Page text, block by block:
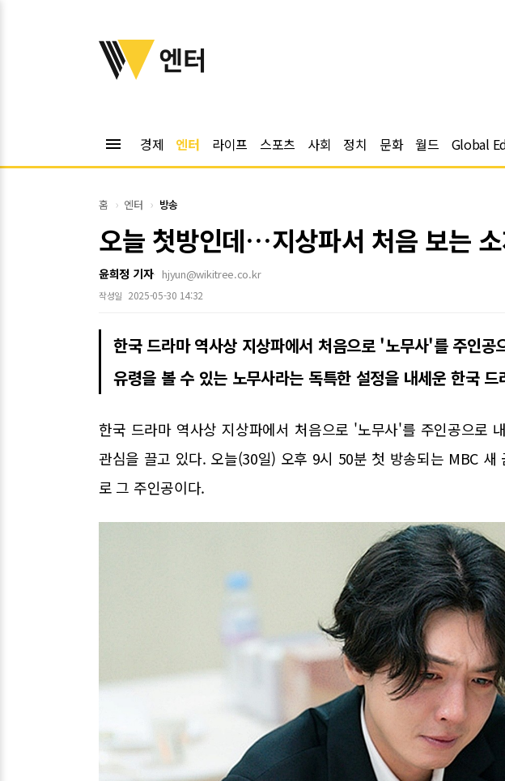
위키트리
엔터
menu 경제 엔터 라이프 스포츠 사회 정치 문화 월드 Global
홈 엔터 방송
오늘 첫방인데…지상파서 처음 보는
윤희정 기자 hjyun@wikitree.co.kr
작성일 2025-05-30 14:32
한국 드라마 역사상 지상파에서 처음으로 '노무사'를 주인공
유령을 볼 수 있는 노무사라는 독특한 설정을 내세운 한국 드
한국 드라마 역사상 지상파에서 처음으로 '노무사'를 주인공으로
관심을 끌고 있다. 오늘(30일) 오후 9시 50분 첫 방송되는 MBC
로 그 주인공이다.